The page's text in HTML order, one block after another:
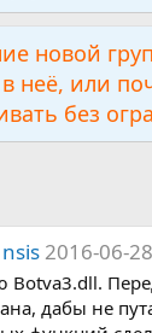
новой
неё, или
без
2016-06-28
Botva3.dll.
дабы не